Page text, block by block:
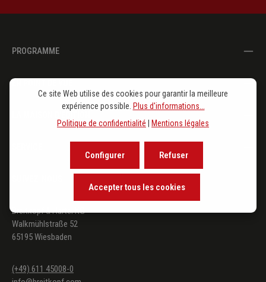
PROGRAMME
EN POINT DE VUE
Breitkopf & Härtel KG
Walkmühlstraße 52
65195 Wiesbaden
(+49) 611 45008-0
Ce site Web utilise des cookies pour garantir la meilleure
expérience possible. Plus d'informations...
Politique de confidentialité
Mentions légales
Refuser
Configurer
Accepter tous les cookies